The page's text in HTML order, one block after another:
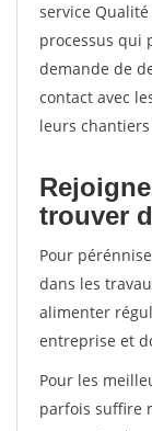
service
processus qui
demande de
contact avec
leurs
trouver
Pour
dans les
alimenter
entreprise et
Pour les
parfois suffire